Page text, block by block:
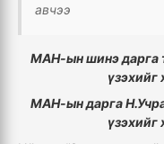
авчээ
МАН-ын шинэ дарга
үзэхийг
МАН-ын дарга
үзэхийг